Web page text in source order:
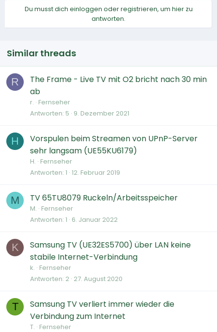
Du musst dich einloggen oder registrieren, um hier zu
antworten.
Similar threads
R
The Frame - Live TV mit O2 bricht nach 30 min
ab
r. Fernseher
Antworten 5 9. Dezember 2021
H
Vorspulen beim Streamen von UPnP-Server
sehr langsam (UE55KU6179)
H. Fernseher
Antworten 1 12. Februar 2019
M TV 65TU8079 Ruckeln/Arbeitsspeicher
M. Fernseher
Antworten 1 6. Januar 2022
K
Samsung TV (UE32ES5700) über LAN keine
stabile Internet-Verbindung
k. Fernseher
Antworten 2 27. August 2020
T
Samsung TV verliert immer wieder die
Verbindung zum Internet
T. Fernseher